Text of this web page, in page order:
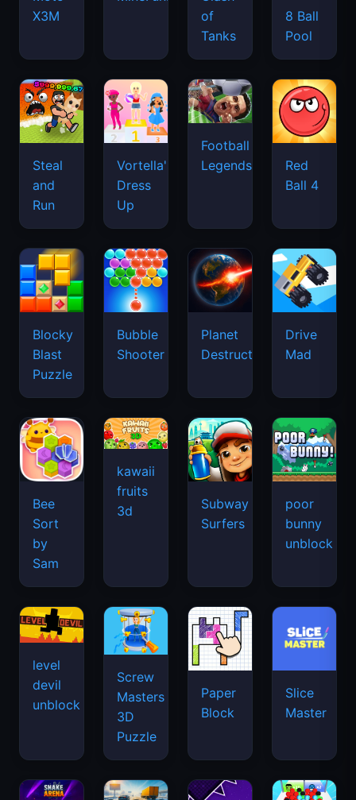
X3M
of
Tanks
8 Ball
Pool
Steal
and
Run
Vortella's
Dress
Up
Football
Legends
Red
Ball 4
Blocky
Blast
Puzzle
Bubble
Shooter
Planet
Destruction
Drive
Mad
Bee
Sort
by
Sam
kawaii
fruits
3d
Subway
Surfers
poor
bunny
unblock
level
devil
unblock
Screw
Masters
3D
Puzzle
Paper
Block
Slice
Master